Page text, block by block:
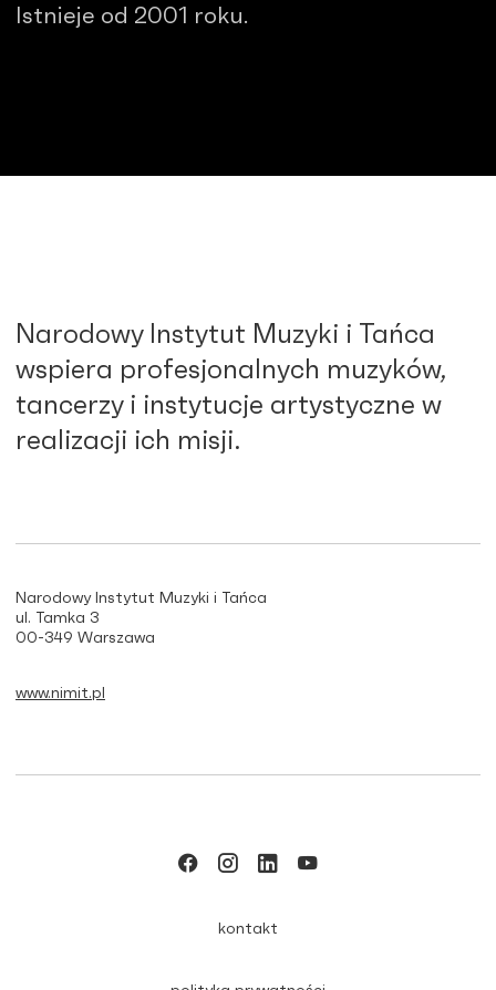
Istnieje od 2001 roku.
Narodowy Instytut Muzyki i Tańca
wspiera profesjonalnych muzyków,
tancerzy i instytucje artystyczne w
realizacji ich misji.
Narodowy Instytut Muzyki i Tańca
ul. Tamka 3
00-349 Warszawa
www.nimit.pl
kontakt